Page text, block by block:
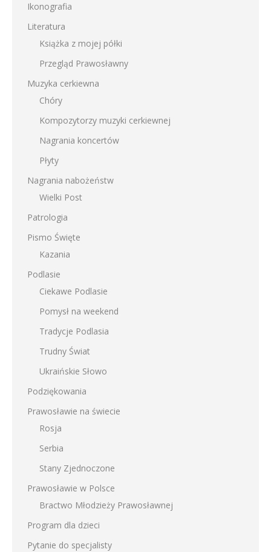
Ikonografia
Literatura
Książka z mojej półki
Przegląd Prawosławny
Muzyka cerkiewna
Chóry
Kompozytorzy muzyki cerkiewnej
Nagrania koncertów
Płyty
Nagrania nabożeństw
Wielki Post
Patrologia
Pismo Święte
Kazania
Podlasie
Ciekawe Podlasie
Pomysł na weekend
Tradycje Podlasia
Trudny Świat
Ukraińskie Słowo
Podziękowania
Prawosławie na świecie
Rosja
Serbia
Stany Zjednoczone
Prawosławie w Polsce
Bractwo Młodzieży Prawosławnej
Program dla dzieci
Pytanie do specjalisty